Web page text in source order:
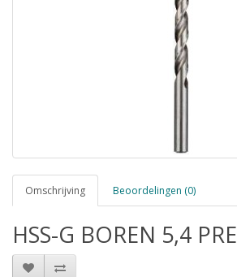
Omschrijving Beoordelingen (0)
HSS-G BOREN 5,4 PRE